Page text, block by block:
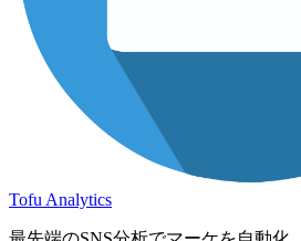
Tofu Analytics